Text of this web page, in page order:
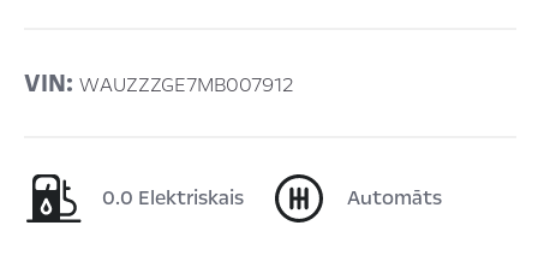
VIN: WAUZZZGE7MB007912
0.0 Elektriskais Automāts